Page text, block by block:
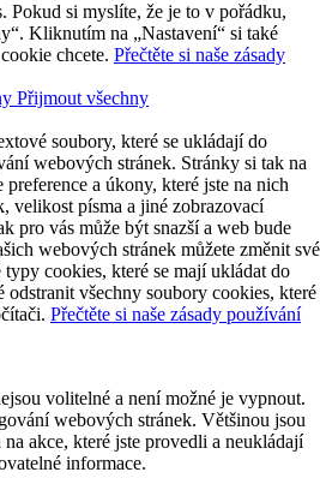
Pokud si myslíte, že je to v pořádku,
Kliknutím na „Nastavení“ si také
chcete. Přečtěte si naše zásady
Přijmout všechny
soubory, které se ukládají do
webových stránek. Stránky si tak na
a úkony, které jste na nich
velikost písma a jiné zobrazovací
pro vás může být snazší a web bude
webových stránek můžete změnit své
cookies, které se mají ukládat do
odstranit všechny soubory cookies, které
Přečtěte si naše zásady používání
volitelné a není možné je vypnout.
webových stránek. Většinou jsou
na akce, které jste provedli a neukládají
informace.